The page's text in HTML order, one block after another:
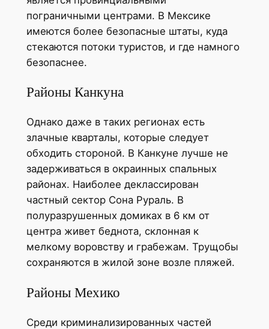
пограничными центрами. В Мексике
имеются более безопасные штаты, куда
стекаются потоки туристов, и где намного
безопаснее.
Районы Канкуна
Однако даже в таких регионах есть
злачные кварталы, которые следует
обходить стороной. В Канкуне лучше не
задерживаться в окраинных спальных
районах. Наиболее деклассирован
частный сектор Сона Рураль. В
полуразрушенных домиках в 6 км от
центра живет беднота, склонная к
мелкому воровству и грабежам. Трущобы
сохраняются в жилой зоне возле пляжей.
Районы Мехико
Среди криминализированных частей